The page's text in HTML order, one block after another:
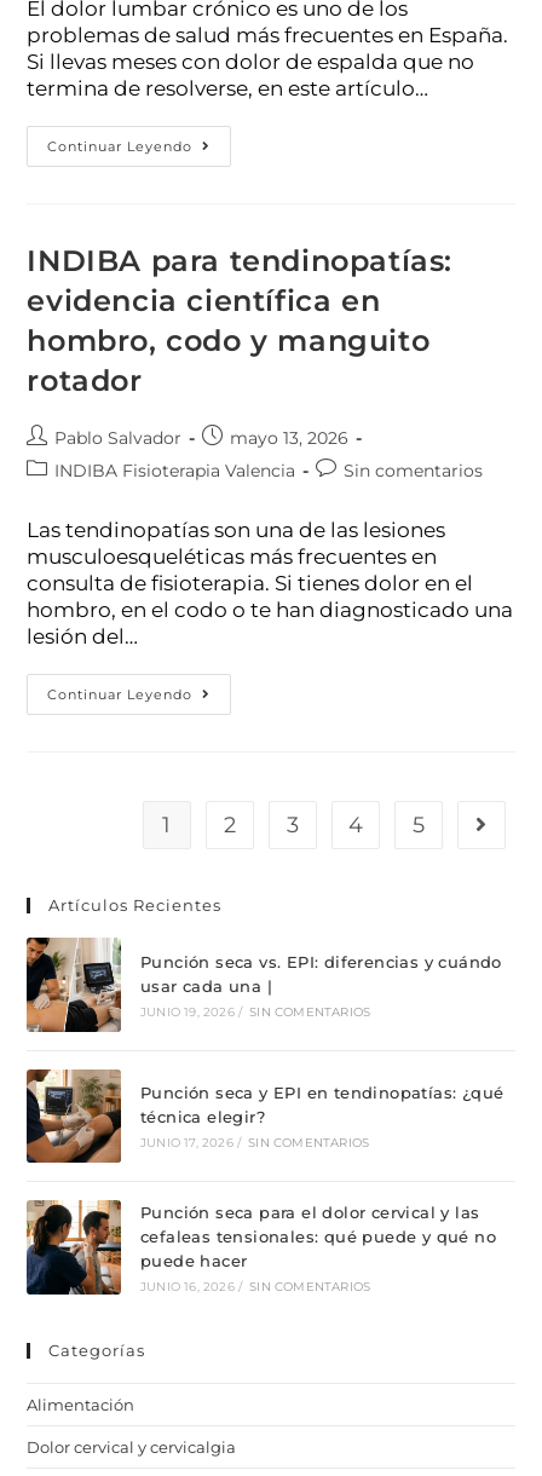
El dolor lumbar crónico es uno de los
problemas de salud más frecuentes en España.
Si llevas meses con dolor de espalda que no
termina de resolverse, en este artículo…
Continuar Leyendo
INDIBA para tendinopatías:
evidencia científica en
hombro, codo y manguito
rotador
Pablo Salvador
mayo 13, 2026
INDIBA Fisioterapia Valencia
Sin comentarios
Las tendinopatías son una de las lesiones
musculoesqueléticas más frecuentes en
consulta de fisioterapia. Si tienes dolor en el
hombro, en el codo o te han diagnosticado una
lesión del…
Continuar Leyendo
1 2 3 4 5
Artículos Recientes
Punción seca vs. EPI: diferencias y cuándo
usar cada una |
JUNIO 19, 2026 / SIN COMENTARIOS
Punción seca y EPI en tendinopatías: ¿qué
técnica elegir?
JUNIO 17, 2026 / SIN COMENTARIOS
Punción seca para el dolor cervical y las
cefaleas tensionales: qué puede y qué no
puede hacer
JUNIO 16, 2026 / SIN COMENTARIOS
Categorías
Alimentación
Dolor cervical y cervicalgia